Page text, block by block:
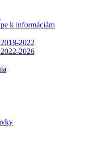
k informáciám
2022
2026